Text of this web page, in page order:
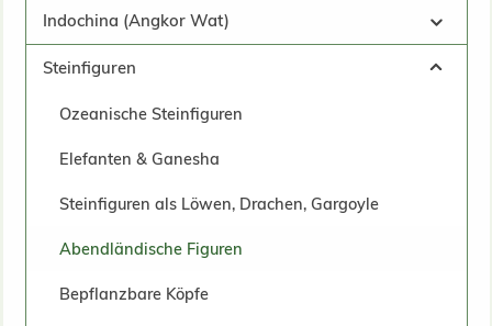
Indochina (Angkor Wat)
Steinfiguren
Ozeanische Steinfiguren
Elefanten & Ganesha
Steinfiguren als Löwen, Drachen, Gargoyle
Abendländische Figuren
Bepflanzbare Köpfe